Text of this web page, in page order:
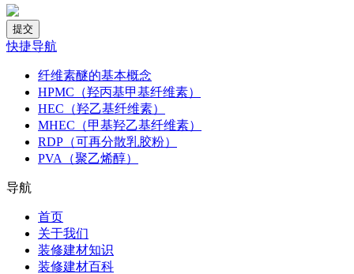
快捷导航
纤维素醚的基本概念
HPMC（羟丙基甲基纤维素）
HEC（羟乙基纤维素）
MHEC（甲基羟乙基纤维素）
RDP（可再分散乳胶粉）
PVA（聚乙烯醇）
导航
首页
关于我们
装修建材知识
装修建材百科